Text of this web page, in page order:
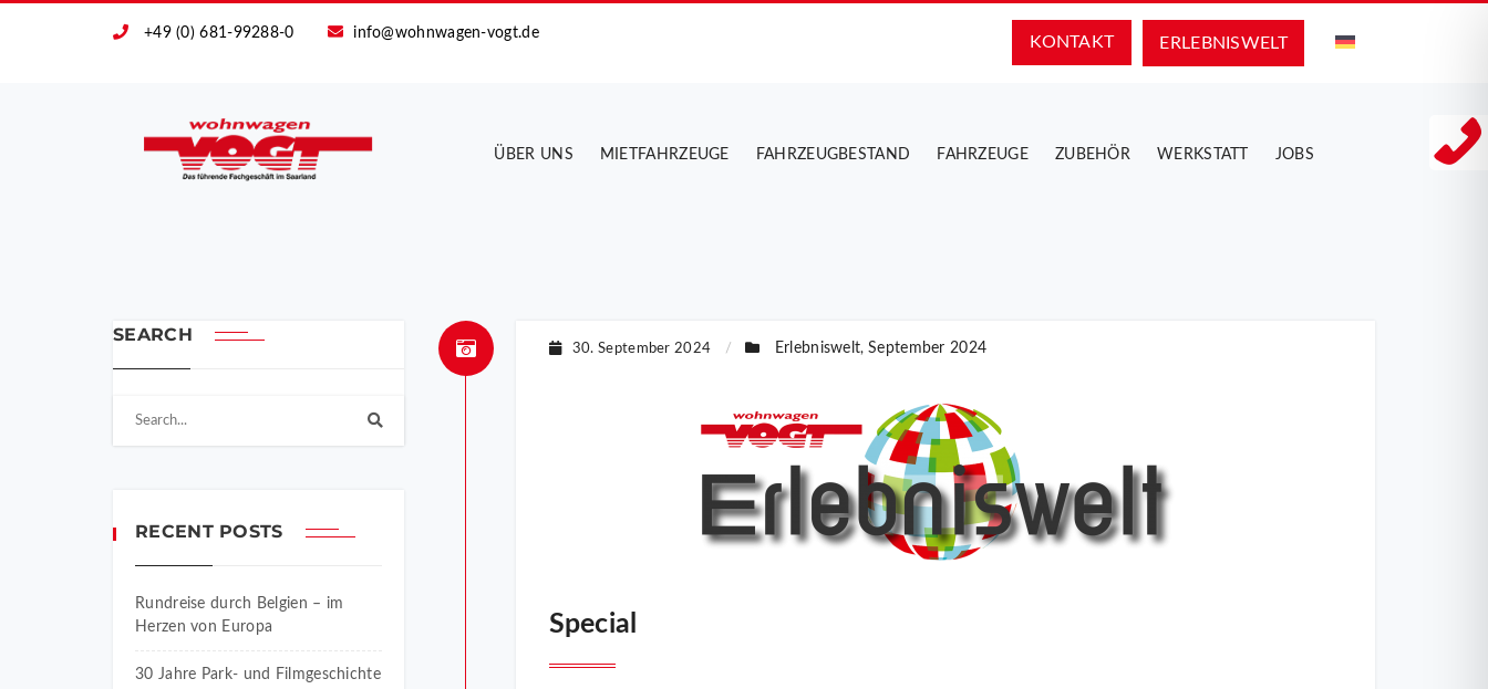
+49 (0) 681-99288-0 info@wohnwagen-vogt.de
ERLEBNIS­WELT
KONTAKT
ÜBER UNS MIETFAHRZEUGE FAHRZEUGBESTAND FAHRZEUGE ZUBEHÖR WERKSTATT JOBS
SEARCH
RECENT POSTS
Rundreise durch Belgien – im
Herzen von Europa
30 Jahre Park- und Filmgeschichte
30. September 2024 / Erlebniswelt, September 2024
Special